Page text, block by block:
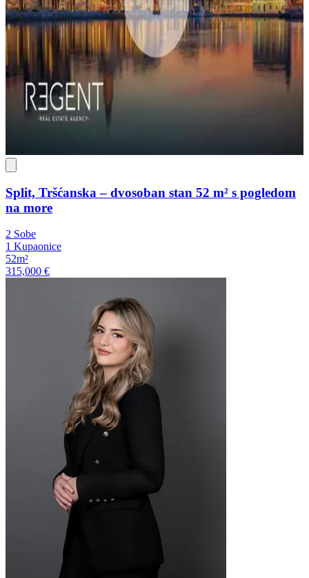
Split, Tršćanska – dvosoban stan 52 m² s pogledom
na more
2 Sobe
1 Kupaonice
52m²
315,000 €